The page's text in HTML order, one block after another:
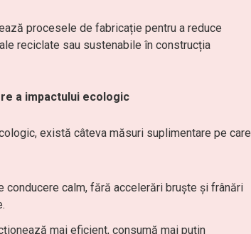
procesele de fabricație pentru a reduce
reciclate sau sustenabile în construcția
a impactului ecologic
există câteva măsuri suplimentare pe care
conducere calm, fără accelerări bruște și frânări
mai eficient, consumă mai puțin